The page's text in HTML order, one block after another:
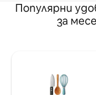
Популярни
за